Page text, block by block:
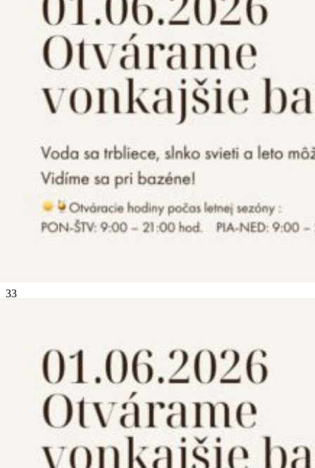
V lone Valčianskej doliny
Hotel IMPOZANT**** je ideálna voľba pre rodiny s deťmi,
wellness pobyt vo dvojici, moderné kongresy a zážitky, ktoré si
zapamätáte navždy.
33
luxusné apartmány
kapacita 5 kongresových sál
disponibilita lôžok pre firemné podujatia